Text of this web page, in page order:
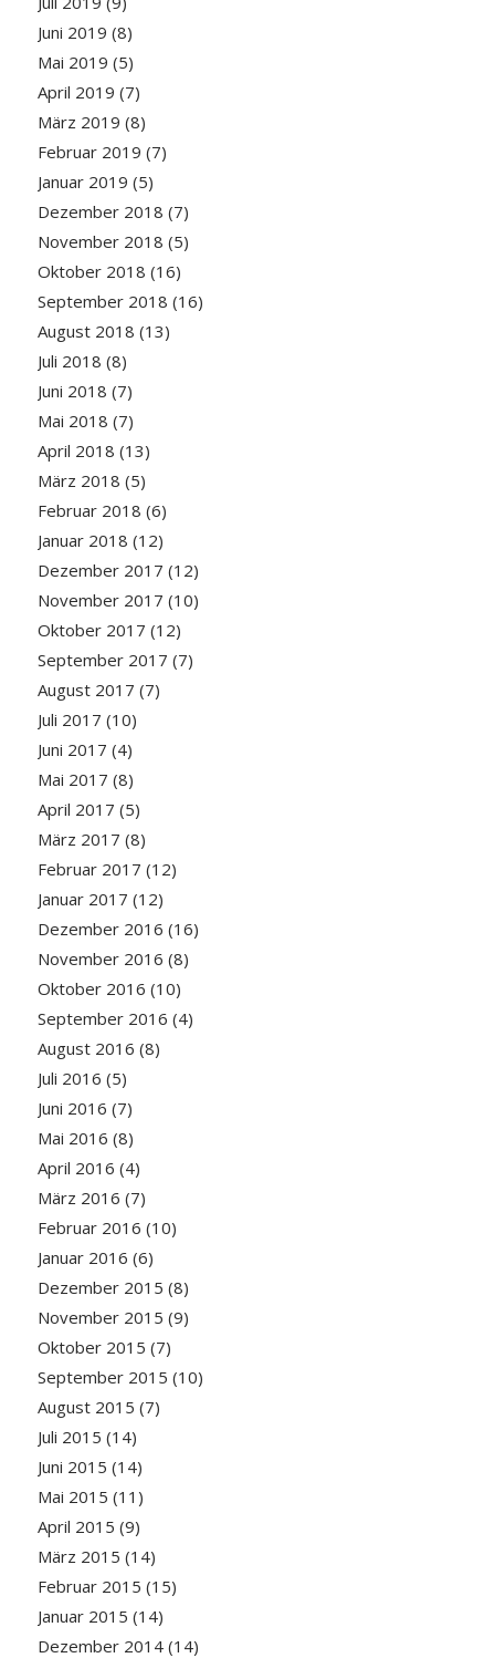
Juni 2019 (8)
Mai 2019 (5)
April 2019 (7)
März 2019 (8)
Februar 2019 (7)
Januar 2019 (5)
Dezember 2018 (7)
November 2018 (5)
Oktober 2018 (16)
September 2018 (16)
August 2018 (13)
Juli 2018 (8)
Juni 2018 (7)
Mai 2018 (7)
April 2018 (13)
März 2018 (5)
Februar 2018 (6)
Januar 2018 (12)
Dezember 2017 (12)
November 2017 (10)
Oktober 2017 (12)
September 2017 (7)
August 2017 (7)
Juli 2017 (10)
Juni 2017 (4)
Mai 2017 (8)
April 2017 (5)
März 2017 (8)
Februar 2017 (12)
Januar 2017 (12)
Dezember 2016 (16)
November 2016 (8)
Oktober 2016 (10)
September 2016 (4)
August 2016 (8)
Juli 2016 (5)
Juni 2016 (7)
Mai 2016 (8)
April 2016 (4)
März 2016 (7)
Februar 2016 (10)
Januar 2016 (6)
Dezember 2015 (8)
November 2015 (9)
Oktober 2015 (7)
September 2015 (10)
August 2015 (7)
Juli 2015 (14)
Juni 2015 (14)
Mai 2015 (11)
April 2015 (9)
März 2015 (14)
Februar 2015 (15)
Januar 2015 (14)
Dezember 2014(14)